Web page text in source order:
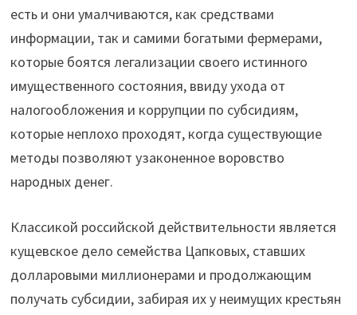
есть и они умалчиваются, как средствами
информации, так и самими богатыми фермерами,
которые боятся легализации своего истинного
имущественного состояния, ввиду ухода от
налогообложения и коррупции по субсидиям,
которые неплохо проходят, когда существующие
методы позволяют узаконенное воровство
народных денег.
Классикой российской действительности является
кущевское дело семейства Цапковых, ставших
долларовыми миллионерами и продолжающим
получать субсидии, забирая их у неимущих крестьян